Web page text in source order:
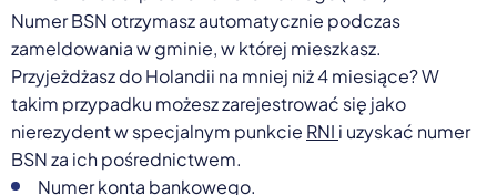
Numer BSN otrzymasz automatycznie podczas
zameldowania w gminie, w której mieszkasz.
Przyjeżdżasz do Holandii na mniej niż 4 miesiące? W
takim przypadku możesz zarejestrować się jako
nierezydent w specjalnym punkcie RNI i uzyskać numer
BSN za ich pośrednictwem.
Numer konta bankowego.